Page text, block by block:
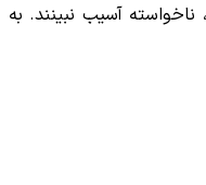
آسیب نبینند. به